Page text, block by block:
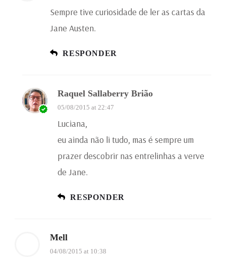
Sempre tive curiosidade de ler as cartas da
Jane Austen.
RESPONDER
Raquel Sallaberry Brião
05/08/2015 at 22:47
Luciana,
eu ainda não li tudo, mas é sempre um
prazer descobrir nas entrelinhas a verve
de Jane.
RESPONDER
Mell
04/08/2015 at 10:38